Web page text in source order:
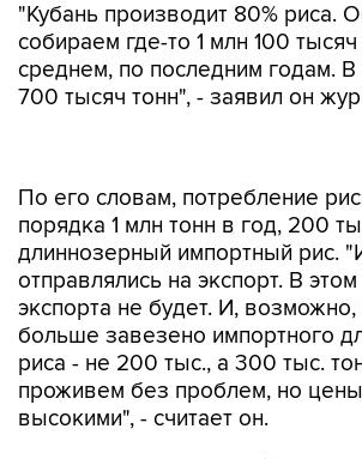
"Кубань производит 80% риса.
собираем где-то 1 млн 100
среднем, по последним годам. В
700 тысяч тонн", - заявил он
длиннозерный импортный рис.
отправлялись на экспорт. В этом
экспорта не будет. И, возможно,
больше завезено импортного
риса - не 200 тыс., а 300 тыс.
проживем без проблем, но цены
высокими", - считает он.
Как отметил Злочевский, у